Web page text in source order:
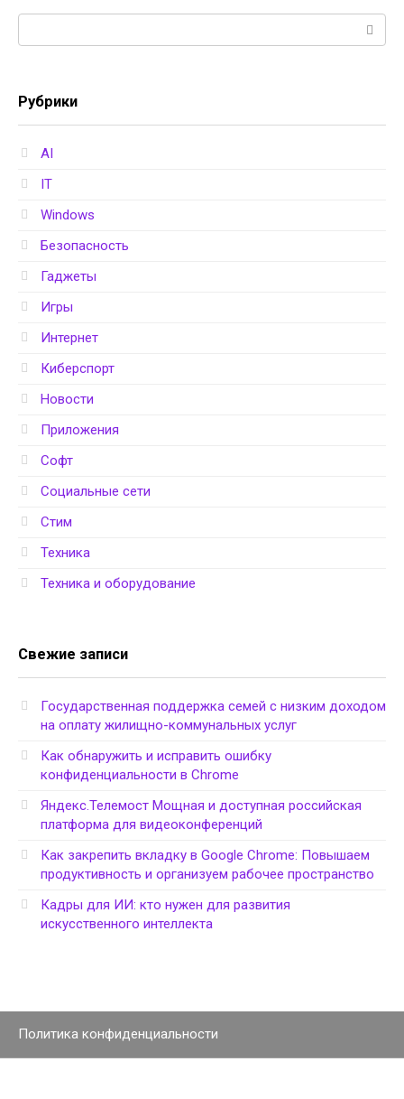
Рубрики
AI
IT
Windows
Безопасность
Гаджеты
Игры
Интернет
Киберспорт
Новости
Приложения
Софт
Социальные сети
Стим
Техника
Техника и оборудование
Свежие записи
Государственная поддержка семей с низким доходом
на оплату жилищно-коммунальных услуг
Как обнаружить и исправить ошибку
конфиденциальности в Chrome
Яндекс.Телемост Мощная и доступная российская
платформа для видеоконференций
Как закрепить вкладку в Google Chrome: Повышаем
продуктивность и организуем рабочее пространство
Кадры для ИИ: кто нужен для развития
искусственного интеллекта
Политика конфиденциальности